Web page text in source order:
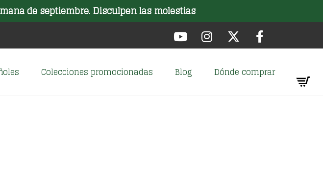
de septiembre. Disculpen las molestias
Colecciones promocionadas Blog Dónde comprar